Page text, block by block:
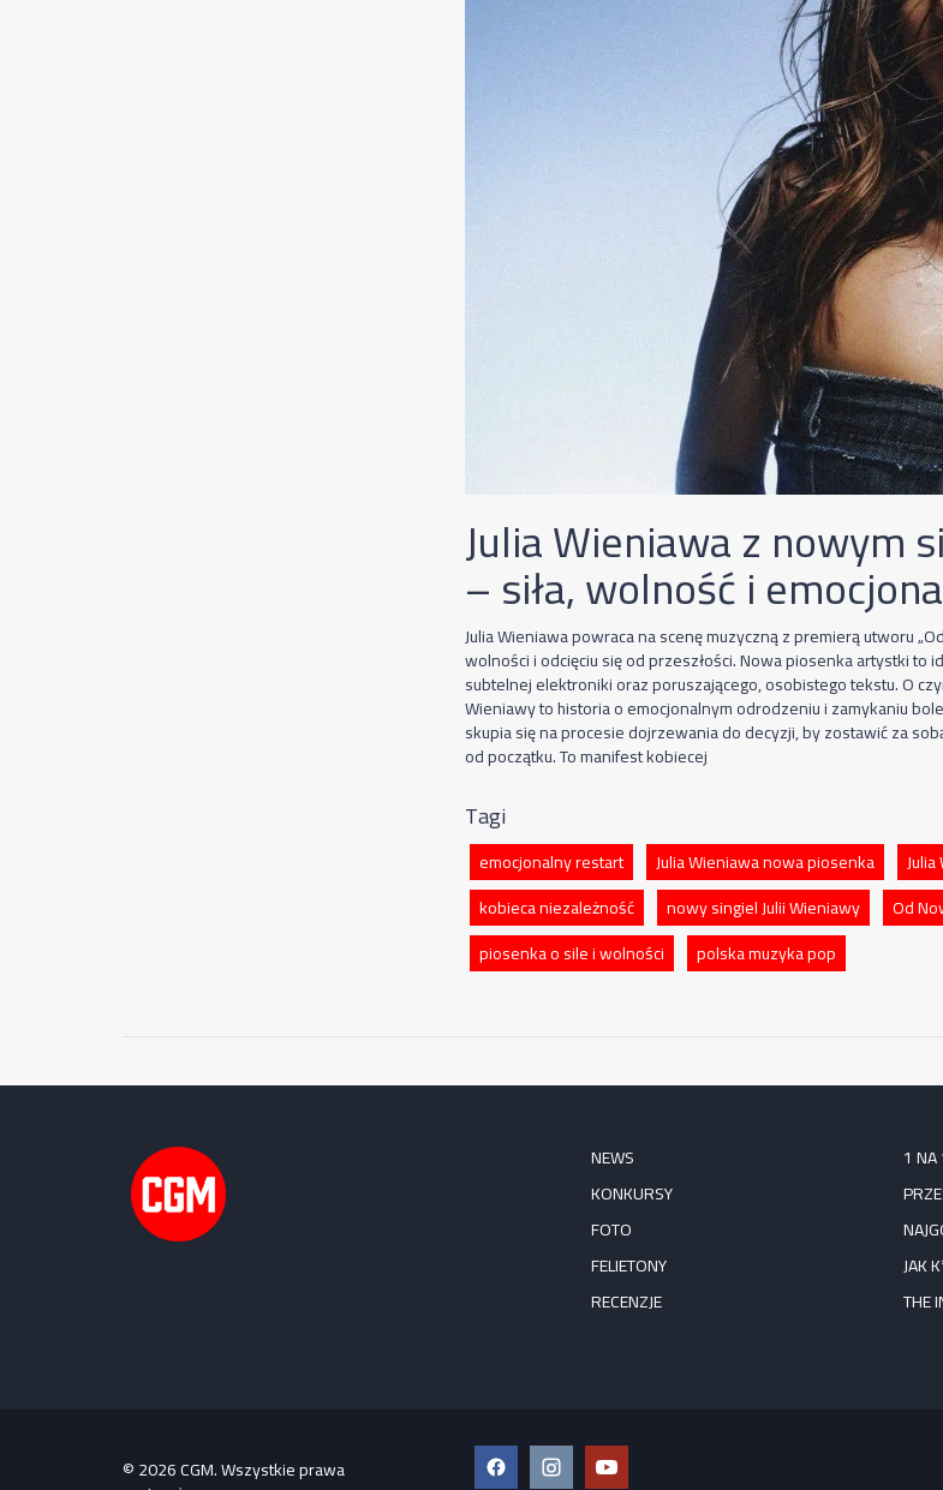
Julia Wieniawa z nowym
– siła, wolność i
Julia Wieniawa powraca na scenę muzyczną z premierą utworu
wolności i odcięciu się od przeszłości. Nowa piosenka artystki to
subtelnej elektroniki oraz poruszającego, osobistego tekstu. O
Wieniawy to historia o emocjonalnym odrodzeniu i zamykaniu
skupia się na procesie dojrzewania do decyzji, by zostawić za
od początku. To manifest kobiecej
Tagi
emocjonalny restart Julia Wieniawa nowa piosenka
kobieca niezależność
nowy singiel Julii Wieniawy
Od
piosenka o sile i wolności
polska muzyka pop
NEWS
KONKURSY
FOTO
FELIETONY
RECENZJE
1 NA
JAK
THE
© 2026 CGM. Wszystkie prawa FacebookInstagramYouTube